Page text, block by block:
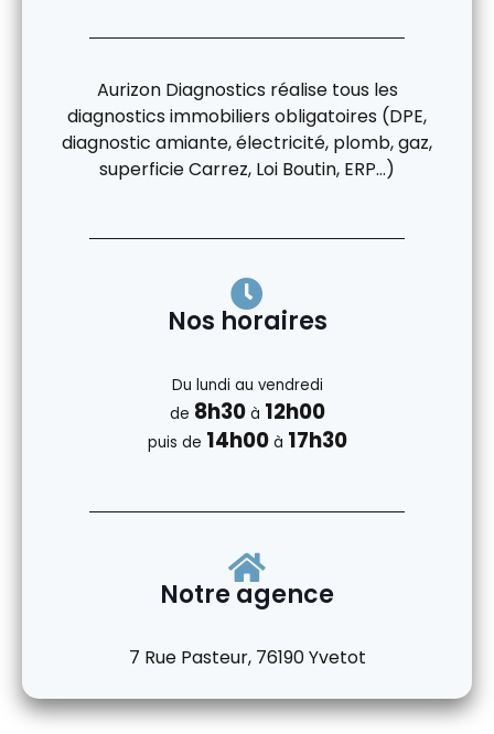
Aurizon Diagnostics réalise tous les
diagnostics immobiliers obligatoires (DPE,
diagnostic amiante, électricité, plomb, gaz,
superficie Carrez, Loi Boutin, ERP…)
Nos horaires
Du lundi au vendredi
de 8h30à 12h00
puis de 14h00à 17h30
Notre agence
7 Rue Pasteur, 76190 Yvetot